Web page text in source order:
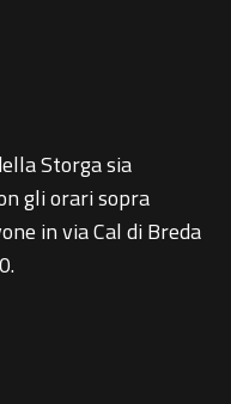
Storga sia
gli orari sopra
in via Cal di Breda